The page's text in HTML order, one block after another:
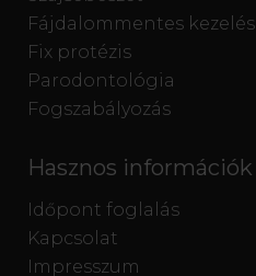
Fájdalommentes kezelés
Fix protézis
Parodontológia
Fogszabályozás
Hasznos információk
Időpont foglalás
Kapcsolat
Impresszum